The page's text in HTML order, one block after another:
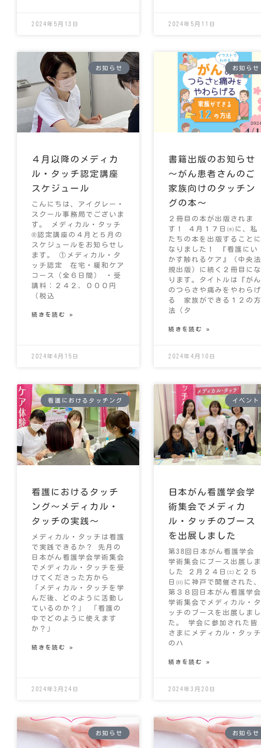
2024年5月13日 2024年5月11日
お知らせ
４月以降のメディカ
ル・タッチ認定講座
スケジュール
こんにちは、アイグレー・
スクール事務局でございま
す。 メディカル・タッチ
®認定講座の４月と５月の
スケジュールをお知らせし
ます。 ①メディカル・タ
ッチ認定 在宅・緩和ケア
コース（全６日間） ・受
講料：２４２，０００円
（税込
続きを読む »
2024年4月15日
お知らせ
書籍出版のお知らせ
～がん患者さんのご
家族向けのタッチン
グの本～
２冊目の本が出版されま
す！ ４月１７日㈬に、私
たちの本を出版することに
なりました！ 『看護にい
かす触れるケア』（中央法
規出版）に続く２冊目にな
ります。タイトルは『がん
のつらさや痛みをやわらげ
る 家族ができる１２の方
法（タ
続きを読む »
2024年4月10日
看護におけるタッチング
看護におけるタッチ
ング～メディカル・
タッチの実践～
メディカル・タッチは看護
で実践できるか？ 先月の
日本がん看護学会学術集会
でメディカル・タッチを受
けてくださった方から
「メディカル・タッチを学
んだ後、どのように活動し
ているのか？」 「看護の
中でどのように使えます
か？」
続きを読む »
2024年3月24日
イベント
日本がん看護学会学
術集会でメディカ
ル・タッチのブース
を出展しました
第38回日本がん看護学会
学術集会にブース出展しま
した ２月２４日㈯と２５
日㈰に神戸で開催された、
第３８回日本がん看護学会
学術集会でメディカル・タ
ッチのブースを出展しまし
た。 学会に参加された皆
さまにメディカル・タッチ
のハ
続きを読む »
2024年3月20日
お知らせ お知らせ